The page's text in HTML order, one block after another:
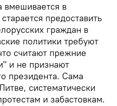
вмешивается в
предоставить
граждан в
политики требуют
считают прежние
и не признают
президента. Сама
систематически
и забастовкам.